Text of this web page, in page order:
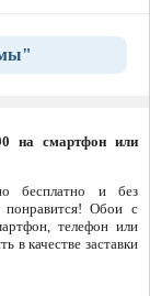
на смартфон или
бесплатно и без
понравится! Обои с
телефон или
в качестве заставки